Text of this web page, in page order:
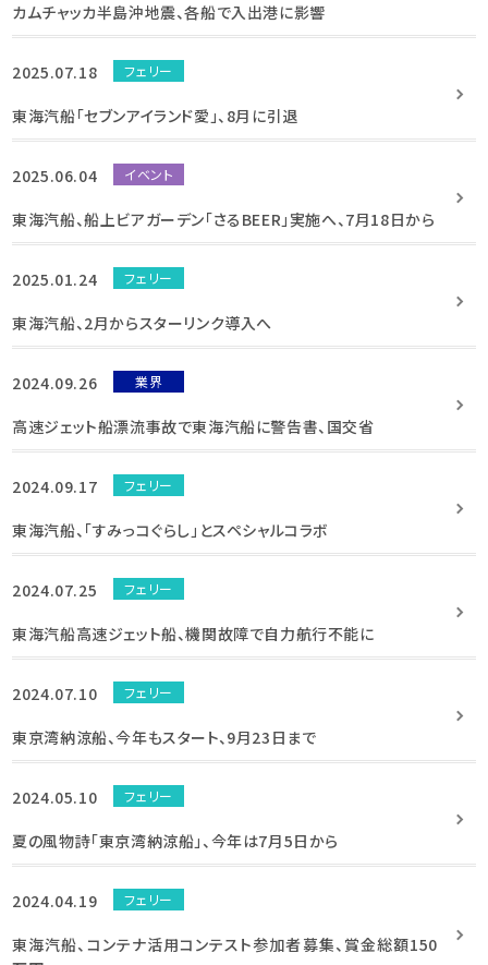
カムチャッカ半島沖地震、各船で入出港に影響
2025.07.18 フェリー
東海汽船「セブンアイランド愛」、8月に引退
2025.06.04 イベント
東海汽船、船上ビアガーデン「さるBEER」実施へ、7月18日から
2025.01.24 フェリー
東海汽船、2月からスターリンク導入へ
2024.09.26 業界
高速ジェット船漂流事故で東海汽船に警告書、国交省
2024.09.17 フェリー
東海汽船、「すみっコぐらし」とスペシャルコラボ
2024.07.25 フェリー
東海汽船高速ジェット船、機関故障で自力航行不能に
2024.07.10 フェリー
東京湾納涼船、今年もスタート、9月23日まで
2024.05.10 フェリー
夏の風物詩「東京湾納涼船」、今年は7月5日から
2024.04.19 フェリー
東海汽船、コンテナ活用コンテスト参加者募集、賞金総額150